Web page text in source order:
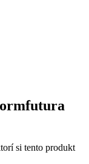
si tento produkt